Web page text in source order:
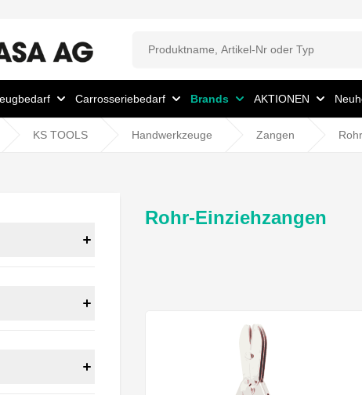
Carrosseriebedarf Brands AKTIONEN
KS TOOLS Handwerkzeuge Zangen
Rohr-Einziehzangen